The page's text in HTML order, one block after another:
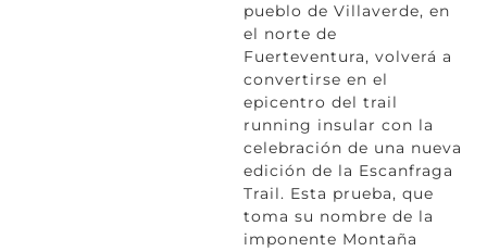
pueblo de Villaverde, en
el norte de
Fuerteventura, volverá a
convertirse en el
epicentro del trail
running insular con la
celebración de una nueva
edición de la Escanfraga
Trail. Esta prueba, que
toma su nombre de la
imponente Montaña